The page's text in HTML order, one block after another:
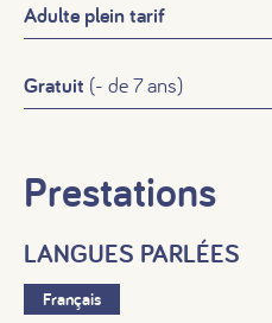
Adulte plein tarif
Gratuit (- de 7 ans)
Prestations
LANGUES PARLÉES
Français